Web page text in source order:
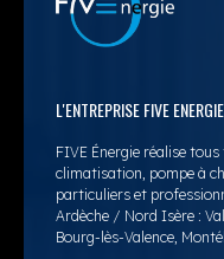
L'ENTREPRISE FIVE
FIVE Énergie réalise
climatisation, pompe à
particuliers et
Ardèche / Nord Isère :
Bourg-lès-Valence,